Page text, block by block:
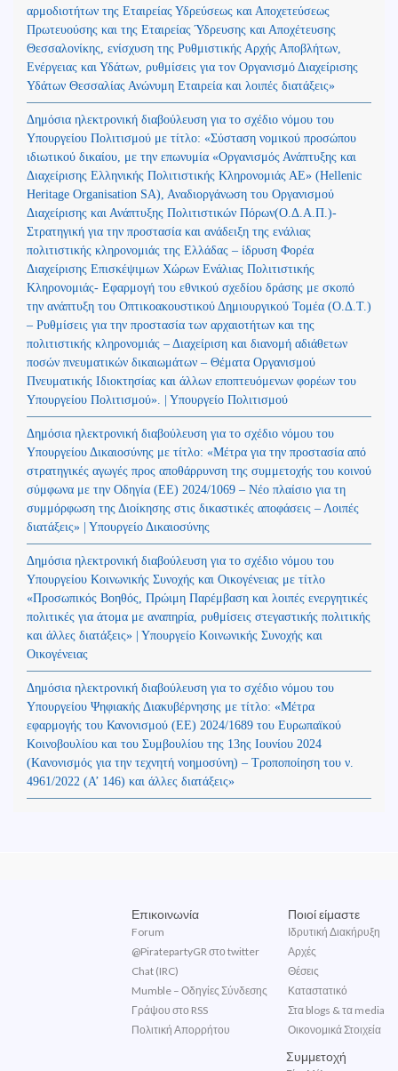
αρμοδιοτήτων της Εταιρείας Υδρεύσεως και Αποχετεύσεως
Πρωτευούσης και της Εταιρείας Ύδρευσης και Αποχέτευσης
Θεσσαλονίκης, ενίσχυση της Ρυθμιστικής Αρχής Αποβλήτων,
Ενέργειας και Υδάτων, ρυθμίσεις για τον Οργανισμό Διαχείρισης
Υδάτων Θεσσαλίας Ανώνυμη Εταιρεία και λοιπές διατάξεις»
Δημόσια ηλεκτρονική διαβούλευση για το σχέδιο νόμου του
Υπουργείου Πολιτισμού με τίτλο: «Σύσταση νομικού προσώπου
ιδιωτικού δικαίου, με την επωνυμία «Οργανισμός Ανάπτυξης και
Διαχείρισης Ελληνικής Πολιτιστικής Κληρονομιάς ΑΕ» (Hellenic
Heritage Organisation SA), Αναδιοργάνωση του Οργανισμού
Διαχείρισης και Ανάπτυξης Πολιτιστικών Πόρων(Ο.Δ.Α.Π.)-
Στρατηγική για την προστασία και ανάδειξη της ενάλιας
πολιτιστικής κληρονομιάς της Ελλάδας – ίδρυση Φορέα
Διαχείρισης Επισκέψιμων Χώρων Ενάλιας Πολιτιστικής
Κληρονομιάς- Εφαρμογή του εθνικού σχεδίου δράσης με σκοπό
την ανάπτυξη του Οπτικοακουστικού Δημιουργικού Τομέα (Ο.Δ.Τ.)
– Ρυθμίσεις για την προστασία των αρχαιοτήτων και της
πολιτιστικής κληρονομιάς – Διαχείριση και διανομή αδιάθετων
ποσών πνευματικών δικαιωμάτων – Θέματα Οργανισμού
Πνευματικής Ιδιοκτησίας και άλλων εποπτευόμενων φορέων του
Υπουργείου Πολιτισμού». | Υπουργείο Πολιτισμού
Δημόσια ηλεκτρονική διαβούλευση για το σχέδιο νόμου του
Υπουργείου Δικαιοσύνης με τίτλο: «Μέτρα για την προστασία από
στρατηγικές αγωγές προς αποθάρρυνση της συμμετοχής του κοινού
σύμφωνα με την Οδηγία (ΕΕ) 2024/1069 – Νέο πλαίσιο για τη
συμμόρφωση της Διοίκησης στις δικαστικές αποφάσεις – Λοιπές
διατάξεις» | Υπουργείο Δικαιοσύνης
Δημόσια ηλεκτρονική διαβούλευση για το σχέδιο νόμου του
Υπουργείου Κοινωνικής Συνοχής και Οικογένειας με τίτλο
«Προσωπικός Βοηθός, Πρώιμη Παρέμβαση και λοιπές ενεργητικές
πολιτικές για άτομα με αναπηρία, ρυθμίσεις στεγαστικής πολιτικής
και άλλες διατάξεις» | Υπουργείο Κοινωνικής Συνοχής και
Οικογένειας
Δημόσια ηλεκτρονική διαβούλευση για το σχέδιο νόμου του
Υπουργείου Ψηφιακής Διακυβέρνησης με τίτλο: «Μέτρα
εφαρμογής του Κανονισμού (ΕΕ) 2024/1689 του Ευρωπαϊκού
Κοινοβουλίου και του Συμβουλίου της 13ης Ιουνίου 2024
(Kανονισμός για την τεχνητή νοημοσύνη) – Τροποποίηση του ν.
4961/2022 (Α’ 146) και άλλες διατάξεις»
Επικοινωνία
Forum
@PiratepartyGR στο twitter
Chat (IRC)
Mumble – Οδηγίες Σύνδεσης
Γράψου στο RSS
Πολιτική Απορρήτου
Ποιοί είμαστε
Ιδρυτική Διακήρυξη
Αρχές
Θέσεις
Καταστατικό
Στα blogs & τα media
Οικονομικά Στοιχεία
Συμμετοχή